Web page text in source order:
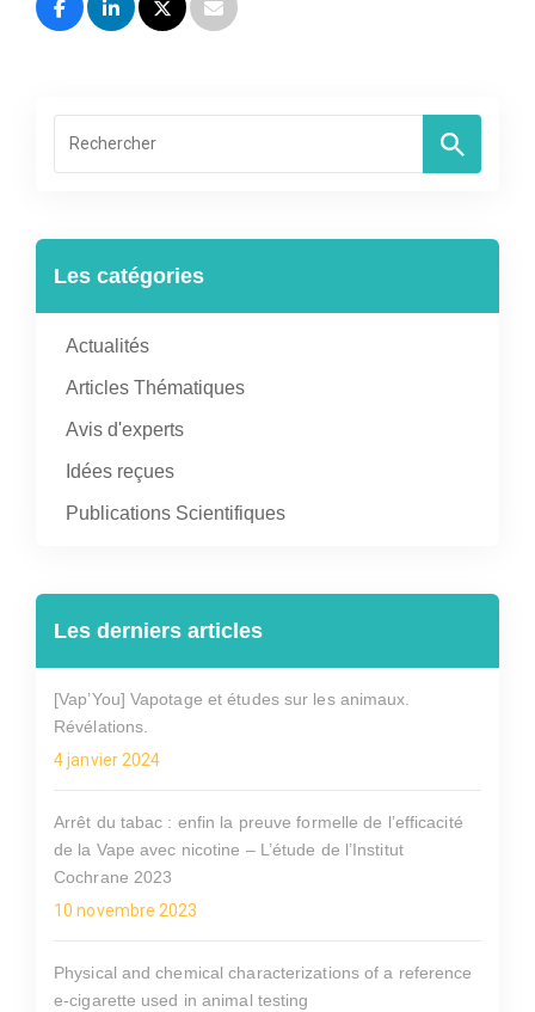
Les catégories
Actualités
Articles Thématiques
Avis d'experts
Idées reçues
Publications Scientifiques
Les derniers articles
[Vap’You] Vapotage et études sur les animaux.
Révélations.
4 janvier 2024
Arrêt du tabac : enfin la preuve formelle de l’efficacité
de la Vape avec nicotine – L’étude de l’Institut
Cochrane 2023
10 novembre 2023
Physical and chemical characterizations of a reference
e-cigarette used in animal testing